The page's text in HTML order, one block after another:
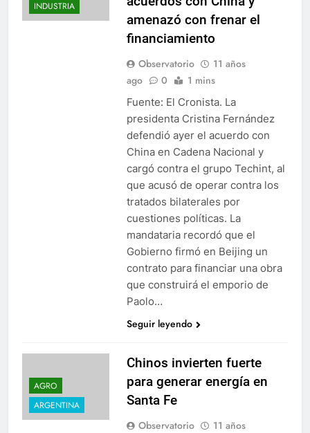
INDUSTRIA
amenazó con frenar el
financiamiento
Observatorio
11 años
ago
0 1 mins
Fuente: El Cronista. La
presidenta Cristina Fernández
defendió ayer el acuerdo con
China en Cadena Nacional y
cargó contra el grupo Techint, al
que acusó de operar contra los
tratados bilaterales por
cuestiones políticas. La
mandataria recordó que el
Gobierno firmó en Beijing un
contrato para financiar una obra
que construirá el emporio de
Paolo…
Seguir leyendo
AGRO
ARGENTINA
Chinos invierten fuerte
para generar energía en
Santa Fe
Observatorio
11 años